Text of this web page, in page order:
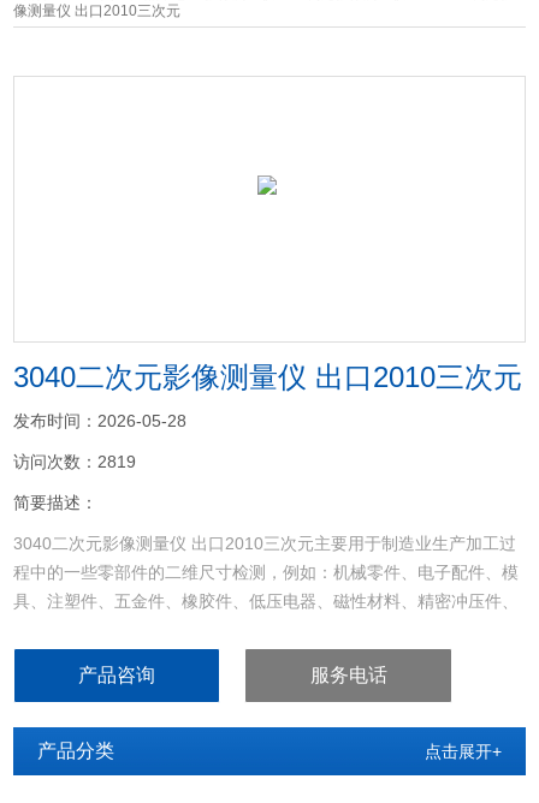
像测量仪 出口2010三次元
3040二次元影像测量仪 出口2010三次元
发布时间：2026-05-28
访问次数：2819
简要描述：
3040二次元影像测量仪 出口2010三次元主要用于制造业生产加工过
程中的一些零部件的二维尺寸检测，例如：机械零件、电子配件、模
具、注塑件、五金件、橡胶件、低压电器、磁性材料、精密冲压件、
像测量仪基本都可以测量，
产品咨询 服务电话
产品分类 点击展开+